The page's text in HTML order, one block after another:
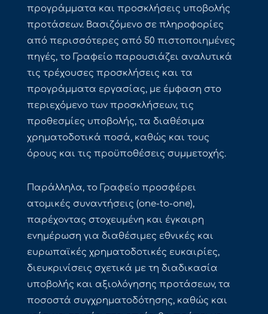
προγράμματα και προσκλήσεις υποβολής
προτάσεων. Βασιζόμενο σε πληροφορίες
από περισσότερες από 50 πιστοποιημένες
πηγές, το Γραφείο παρουσιάζει αναλυτικά
τις τρέχουσες προσκλήσεις και τα
προγράμματα εργασίας, με έμφαση στο
περιεχόμενο των προσκλήσεων, τις
προθεσμίες υποβολής, τα διαθέσιμα
χρηματοδοτικά ποσά, καθώς και τους
όρους και τις προϋποθέσεις συμμετοχής.
Παράλληλα, το Γραφείο προσφέρει
ατομικές συναντήσεις (one-to-one),
παρέχοντας στοχευμένη και έγκαιρη
ενημέρωση για διαθέσιμες εθνικές και
ευρωπαϊκές χρηματοδοτικές ευκαιρίες,
διευκρινίσεις σχετικά με τη διαδικασία
υποβολής και αξιολόγησης προτάσεων, τα
ποσοστά συγχρηματοδότησης, καθώς και